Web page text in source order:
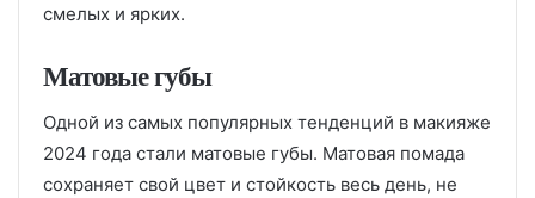
смелых и ярких.
Матовые губы
Одной из самых популярных тенденций в макияже
2024 года стали матовые губы. Матовая помада
сохраняет свой цвет и стойкость весь день, не